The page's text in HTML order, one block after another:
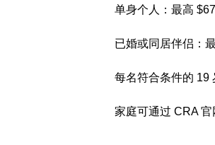
单身个人：最高
已婚或同居伴侣：
每名符合条件的 19
家庭可通过 CRA 官